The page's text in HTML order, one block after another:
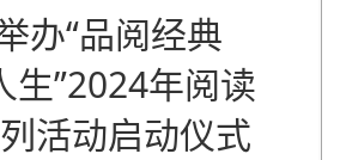
办“品阅经典
生”2024年阅读
活动启动仪式